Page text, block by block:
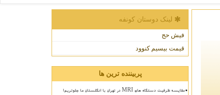
لینک دوستان كونفه
فیش حج
قیمت بیسیم کنوود
پربیننده ترین ها
مقایسه ظرفیت دستگاه های MRI در تهران با انگلستان ما جلوتریم!